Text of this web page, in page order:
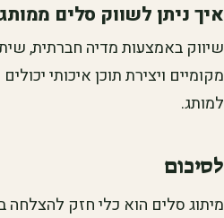
איך ניתן לשווק סלים
שיווק באמצעות מדיה חברתית,
מקומיים ויצירת תוכן איכותי
למותג.
לסיכום
מיתוג סלים הוא כלי חזק להצלחה